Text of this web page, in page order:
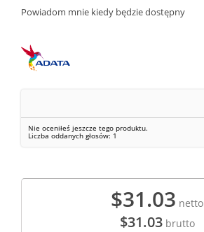
Powiadom mnie kiedy będzie dostępny
Nie oceniłeś jeszcze tego produktu.
Liczba oddanych głosów: 1
$31.03 netto
$31.03brutto